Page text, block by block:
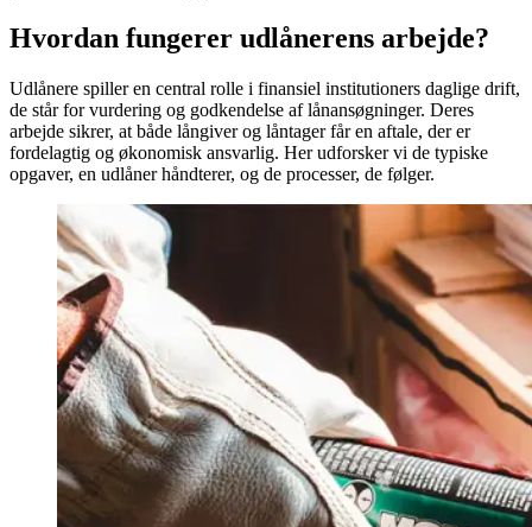
Hvordan fungerer udlånerens arbejde?
Udlånere spiller en central rolle i finansiel institutioners daglige drift,
de står for vurdering og godkendelse af lånansøgninger. Deres
arbejde sikrer, at både långiver og låntager får en aftale, der er
fordelagtig og økonomisk ansvarlig. Her udforsker vi de typiske
opgaver, en udlåner håndterer, og de processer, de følger.